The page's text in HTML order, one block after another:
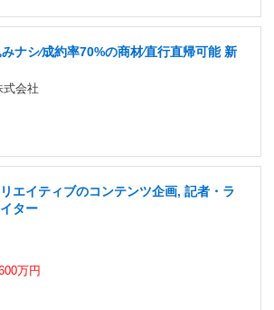
ナシ∕成約率70%の商材∕直⾏直帰可能 新
式会社
エイティブのコンテンツ企画, 記者・ラ
ター
万円